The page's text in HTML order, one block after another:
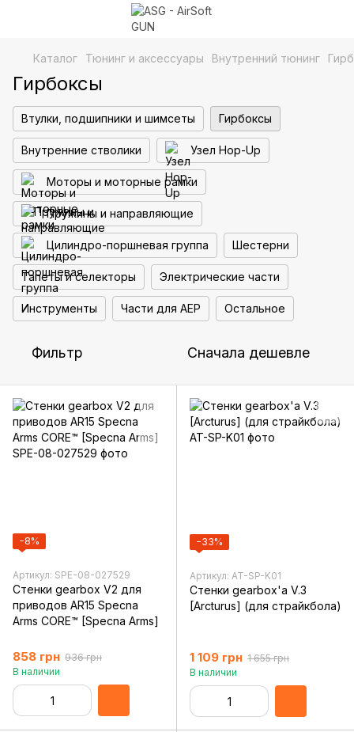
Каталог Тюнинг и аксессуары Внутренний тюнинг
Гирбоксы
Втулки, подшипники и шимсеты Гирбоксы
Внутренние стволики Узел Hop-Up
Моторы и моторные рамки
Пружины и направляющие
Цилиндро-поршневая группа Шестерни
Тапеты и селекторы Электрические части
Инструменты Части для AEP Остальное
Фильтр Сначала дешевле
−8%
Артикул: SPE-08-027529
Стенки gearbox V2 для
приводов AR15 Specna
Arms CORE™ [Specna Arms]
858 грн 936 грн
В наличии
−33%
Артикул: AT-SP-K01
Стенки gearbox'a V.3
[Arcturus] (для страйкбола)
1 109 грн 1 655 грн
В наличии